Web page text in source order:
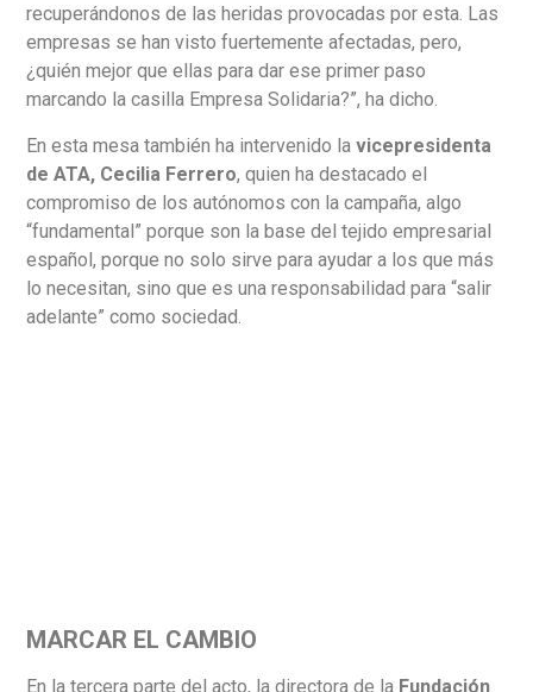
recuperándonos de las heridas provocadas por esta. Las
empresas se han visto fuertemente afectadas, pero,
¿quién mejor que ellas para dar ese primer paso
marcando la casilla Empresa Solidaria?”, ha dicho.
En esta mesa también ha intervenido lavicepresidenta
de ATA, Cecilia Ferrero, quien ha destacado el
compromiso de los autónomos con la campaña, algo
“fundamental” porque son la base del tejido empresarial
español, porque no solo sirve para ayudar a los que más
lo necesitan, sino que es una responsabilidad para “salir
adelante” como sociedad.
MARCAR EL CAMBIO
En la tercera parte del acto, la directora de la Fundación